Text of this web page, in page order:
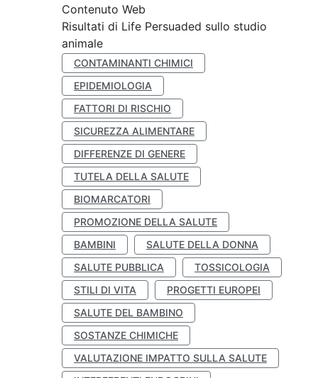
Contenuto Web
Risultati di Life Persuaded sullo studio
animale
CONTAMINANTI CHIMICI
EPIDEMIOLOGIA
FATTORI DI RISCHIO
SICUREZZA ALIMENTARE
DIFFERENZE DI GENERE
TUTELA DELLA SALUTE
BIOMARCATORI
PROMOZIONE DELLA SALUTE
BAMBINI
SALUTE DELLA DONNA
SALUTE PUBBLICA
TOSSICOLOGIA
STILI DI VITA
PROGETTI EUROPEI
SALUTE DEL BAMBINO
SOSTANZE CHIMICHE
VALUTAZIONE IMPATTO SULLA SALUTE